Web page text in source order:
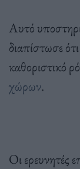
Αυτό
διαπίστωσε
καθοριστικό
χώρων.
Οι ερευνητές